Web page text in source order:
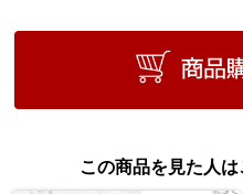
この商品を見た人